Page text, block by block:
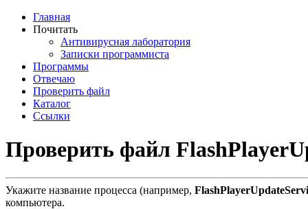
Главная
Почитать
Антивирусная лаборатория
Записки программиста
Программы
Отвечаю
Проверить файл
Каталог
Ссылки
Проверить файл
Укажите название процесса (например,
компьютера.